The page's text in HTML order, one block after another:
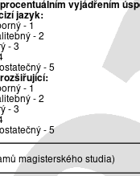
vyjádřením
jazyk:
- 1
- 2
- 3
- 5
- 1
- 2
- 3
- 5
magisterského studia)